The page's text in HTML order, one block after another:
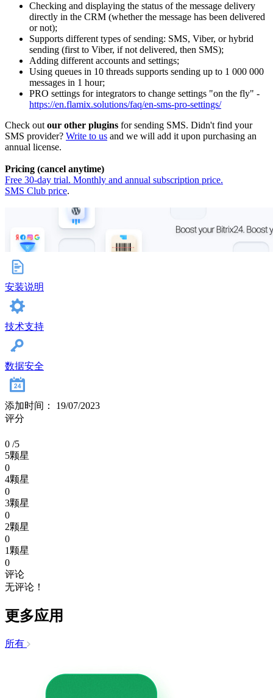
Checking and displaying the status of the message delivery
directly in the CRM (whether the message has been delivered
or not);
Supports different types of sending: SMS, Viber, or hybrid
sending (first to Viber, if not delivered, then SMS);
Adding different accounts and settings;
Using queues in 10 threads supports sending up to 1 000 000
messages in 1 hour;
PRO settings for integrators to change settings "on the fly" -
https://en.flamix.solutions/faq/en-sms-pro-settings/
Check outour other plugins for sending SMS. Didn't find your
SMS provider? Write to us and we will add it upon purchasing an
annual license.
Pricing (cancel anytime)
Free 30-day trial. Monthly and annual subscription price.
SMS Club price.
安装说明
技术支持
数据安全
添加时间： 19/07/2023
评分
0 /5
5颗星
0
4颗星
0
3颗星
0
2颗星
0
1颗星
0
评论
无评论！
更多应用
所有